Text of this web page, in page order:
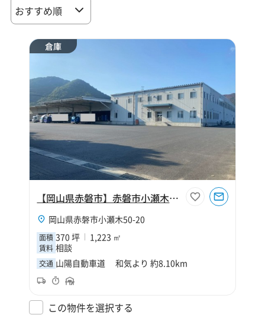
倉庫
【岡山県赤磐市】赤磐市小瀬木370坪倉庫（寄託）
岡山県赤磐市小瀬木50-20
面積 370 坪 1,223 ㎡
賃料 相談
交通 山陽自動車道 和気より 約8.10km
この物件を選択する